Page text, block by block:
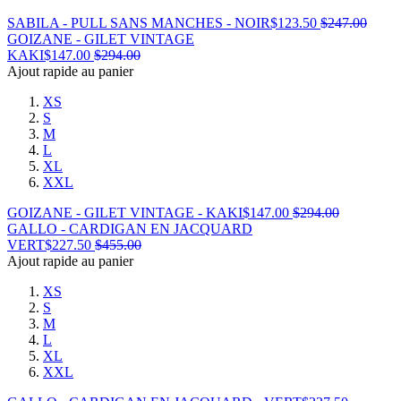
SABILA - PULL SANS MANCHES - NOIR$123.50 $247.00
GOIZANE - GILET VINTAGE
KAKI$147.00 $294.00
Ajout rapide au panier
XS
S
M
L
XL
XXL
GOIZANE - GILET VINTAGE - KAKI$147.00 $294.00
GALLO - CARDIGAN EN JACQUARD
VERT$227.50 $455.00
Ajout rapide au panier
XS
S
M
L
XL
XXL